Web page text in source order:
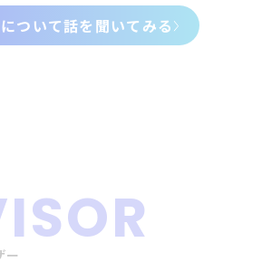
ついて話を聞いてみる
ー